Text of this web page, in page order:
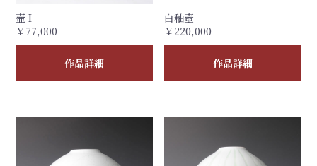
壷 I
￥77,000
作品詳細
白釉壺
￥220,000
作品詳細